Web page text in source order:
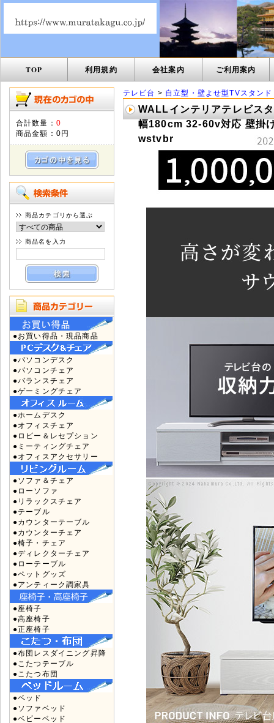
TOP 利用規約 会社案内 ご利用案内
合計数量： 0
商品金額： 0円
商品カテゴリから選ぶ
商品名を入力
●お買い得品・現品商品
●パソコンデスク
●パソコンチェア
●バランスチェア
●ゲーミングチェア
●ホームデスク
●オフィスチェア
●ロビー＆レセプション
●ミーティングチェア
●オフィスアクセサリー
●ソファ＆チェア
●ローソファ
●リラックスチェア
●テーブル
●カウンターテーブル
●カウンターチェア
●椅子・チェア
●ディレクターチェア
●ローテーブル
●ペットグッズ
●アンティーク調家具
●座椅子
●高座椅子
●正座椅子
●布団レスダイニング昇降
●こたつテーブル
●こたつ布団
●ベッド
●ソファベッド
●ベビーベッド
テレビ台 > 自立型・壁よせ型TVスタンド
WALLインテリアテレビス
幅180cm 32-60v対応 壁掛
wstvbr